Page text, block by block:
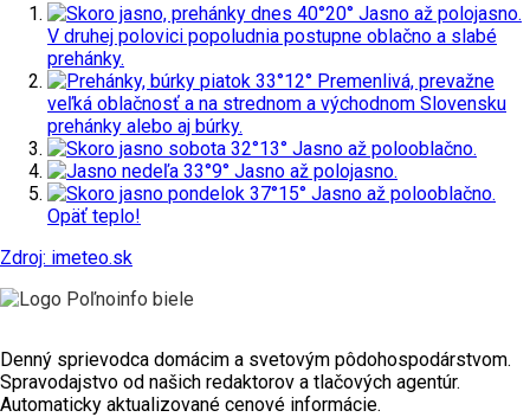
dnes 40°20° Jasno až polojasno.
V druhej polovici popoludnia postupne oblačno a slabé
prehánky.
piatok 33°12° Premenlivá, prevažne
veľká oblačnosť a na strednom a východnom Slovensku
prehánky alebo aj búrky.
sobota 32°13° Jasno až polooblačno.
nedeľa 33°9° Jasno až polojasno.
pondelok 37°15° Jasno až polooblačno.
Opäť teplo!
Zdroj: imeteo.sk
Denný sprievodca domácim a svetovým pôdohospodárstvom.
Spravodajstvo od našich redaktorov a tlačových agentúr.
Automaticky aktualizované cenové informácie.